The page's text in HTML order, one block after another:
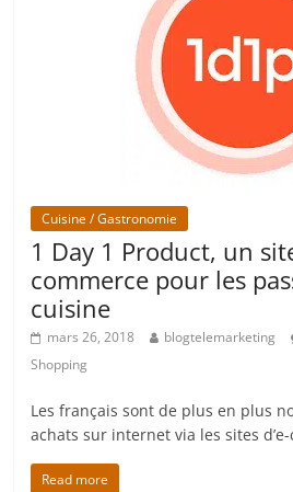
Cuisine / Gastronomie
1 Day 1 Product, un
commerce pour les
cuisine
mars 26, 2018 blogtelemarketing
Shopping
Les français sont de plus en plus
achats sur internet via les sites
Read more